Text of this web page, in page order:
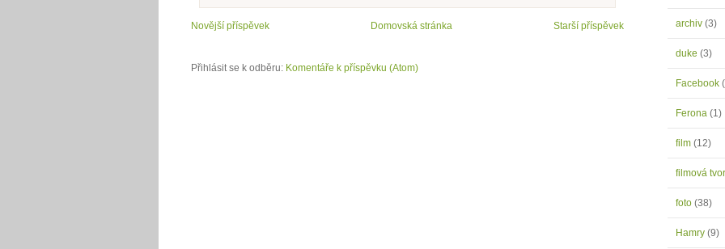
Novější příspěvek Starší příspěvek
Domovská stránka
Přihlásit se k odběru: Komentáře k příspěvku (Atom)
archiv (3)
duke (3)
Facebook
Ferona (1)
film (12)
filmová
foto (38)
Hamry (9)